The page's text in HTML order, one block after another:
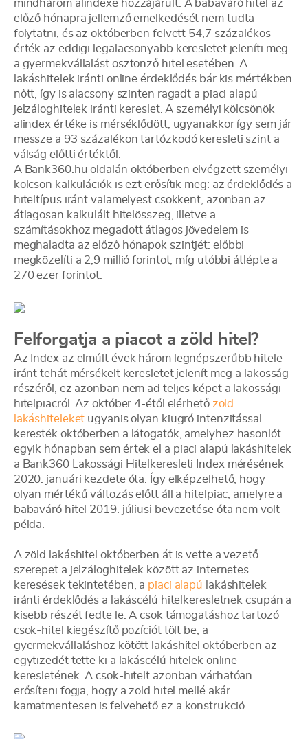
mindhárom alindexe hozzájárult. A babaváró hitel az
előző hónapra jellemző emelkedését nem tudta
folytatni, és az októberben felvett 54,7 százalékos
érték az eddigi legalacsonyabb keresletet jeleníti meg
a gyermekvállalást ösztönző hitel esetében. A
lakáshitelek iránti online érdeklődés bár kis mértékben
nőtt, így is alacsony szinten ragadt a piaci alapú
jelzáloghitelek iránti kereslet. A személyi kölcsönök
alindex értéke is mérséklődött, ugyanakkor így sem jár
messze a 93 százalékon tartózkodó keresleti szint a
válság előtti értéktől.
A Bank360.hu oldalán októberben elvégzett személyi
kölcsön kalkulációk is ezt erősítik meg: az érdeklődés a
hiteltípus iránt valamelyest csökkent, azonban az
átlagosan kalkulált hitelösszeg, illetve a
számításokhoz megadott átlagos jövedelem is
meghaladta az előző hónapok szintjét: előbbi
megközelíti a 2,9 millió forintot, míg utóbbi átlépte a
270 ezer forintot.
Felforgatja a piacot a zöld hitel?
Az Index az elmúlt évek három legnépszerűbb hitele
iránt tehát mérsékelt keresletet jelenít meg a lakosság
részéről, ez azonban nem ad teljes képet a lakossági
hitelpiacról. Az október 4-étől elérhető zöld
lakáshiteleket ugyanis olyan kiugró intenzitással
keresték októberben a látogatók, amelyhez hasonlót
egyik hónapban sem értek el a piaci alapú lakáshitelek
a Bank360 Lakossági Hitelkeresleti Index mérésének
2020. januári kezdete óta. Így elképzelhető, hogy
olyan mértékű változás előtt áll a hitelpiac, amelyre a
babaváró hitel 2019. júliusi bevezetése óta nem volt
példa.
A zöld lakáshitel októberben át is vette a vezető
szerepet a jelzáloghitelek között az internetes
keresések tekintetében, a piaci alapú lakáshitelek
iránti érdeklődés a lakáscélú hitelkeresletnek csupán a
kisebb részét fedte le. A csok támogatáshoz tartozó
csok-hitel kiegészítő pozíciót tölt be, a
gyermekvállaláshoz kötött lakáshitel októberben az
egytizedét tette ki a lakáscélú hitelek online
keresletének. A csok-hitelt azonban várhatóan
erősíteni fogja, hogy a zöld hitel mellé akár
kamatmentesen is felvehető ez a konstrukció.